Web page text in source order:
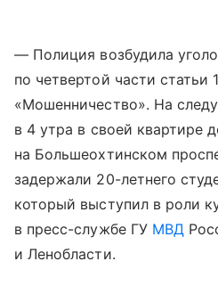
— Полиция возбудила
по четвертой части статьи
«Мошенничество». На
в 4 утра в своей квартире
на Большеохтинском
задержали 20-летнего
который выступил в роли
в пресс-службе ГУ МВД
и Ленобласти.